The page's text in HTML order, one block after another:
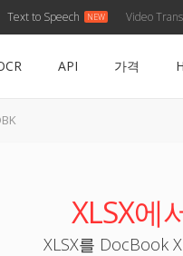
Text to Speech Video
API 가격
XLSX에
XLSX를 DocBook